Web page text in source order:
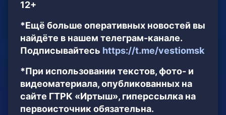
12+
*Ещё больше оперативных новостей вы
найдёте в нашем телеграм-канале.
Подписывайтесь https://t.me/vestiomsk
*При использовании текстов, фото- и
видеоматериала, опубликованных на
сайте ГТРК «Иртыш», гиперссылка на
первоисточник обязательна.